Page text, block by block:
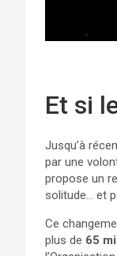
Et si
Jusqu’à
par une
propose un
solitude… et
Ce
plus de 65